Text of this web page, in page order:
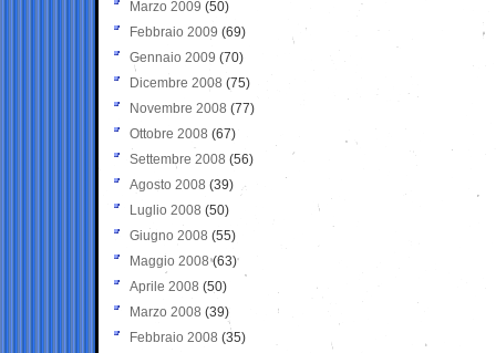
Marzo 2009 (50)
Febbraio 2009 (69)
Gennaio 2009 (70)
Dicembre 2008 (75)
Novembre 2008 (77)
Ottobre 2008 (67)
Settembre 2008 (56)
Agosto 2008 (39)
Luglio 2008 (50)
Giugno 2008 (55)
Maggio 2008(63)
Aprile 2008 (50)
Marzo 2008 (39)
Febbraio 2008 (35)